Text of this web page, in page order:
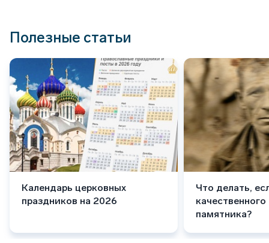
Полезные статьи
Календарь церковных
праздников на 2026
Что делать,
памятника?